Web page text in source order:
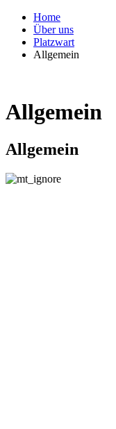
Home
Über uns
Platzwart
Allgemein
Allgemein
Allgemein